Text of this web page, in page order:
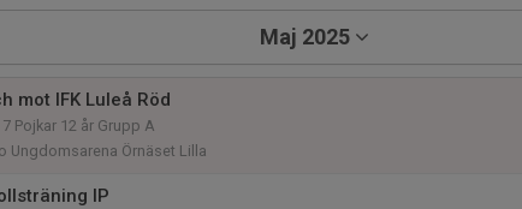
Maj 2025
mot IFK Luleå Röd
Pojkar 12 år Grupp A
Ungdomsarena Örnäset Lilla
IP